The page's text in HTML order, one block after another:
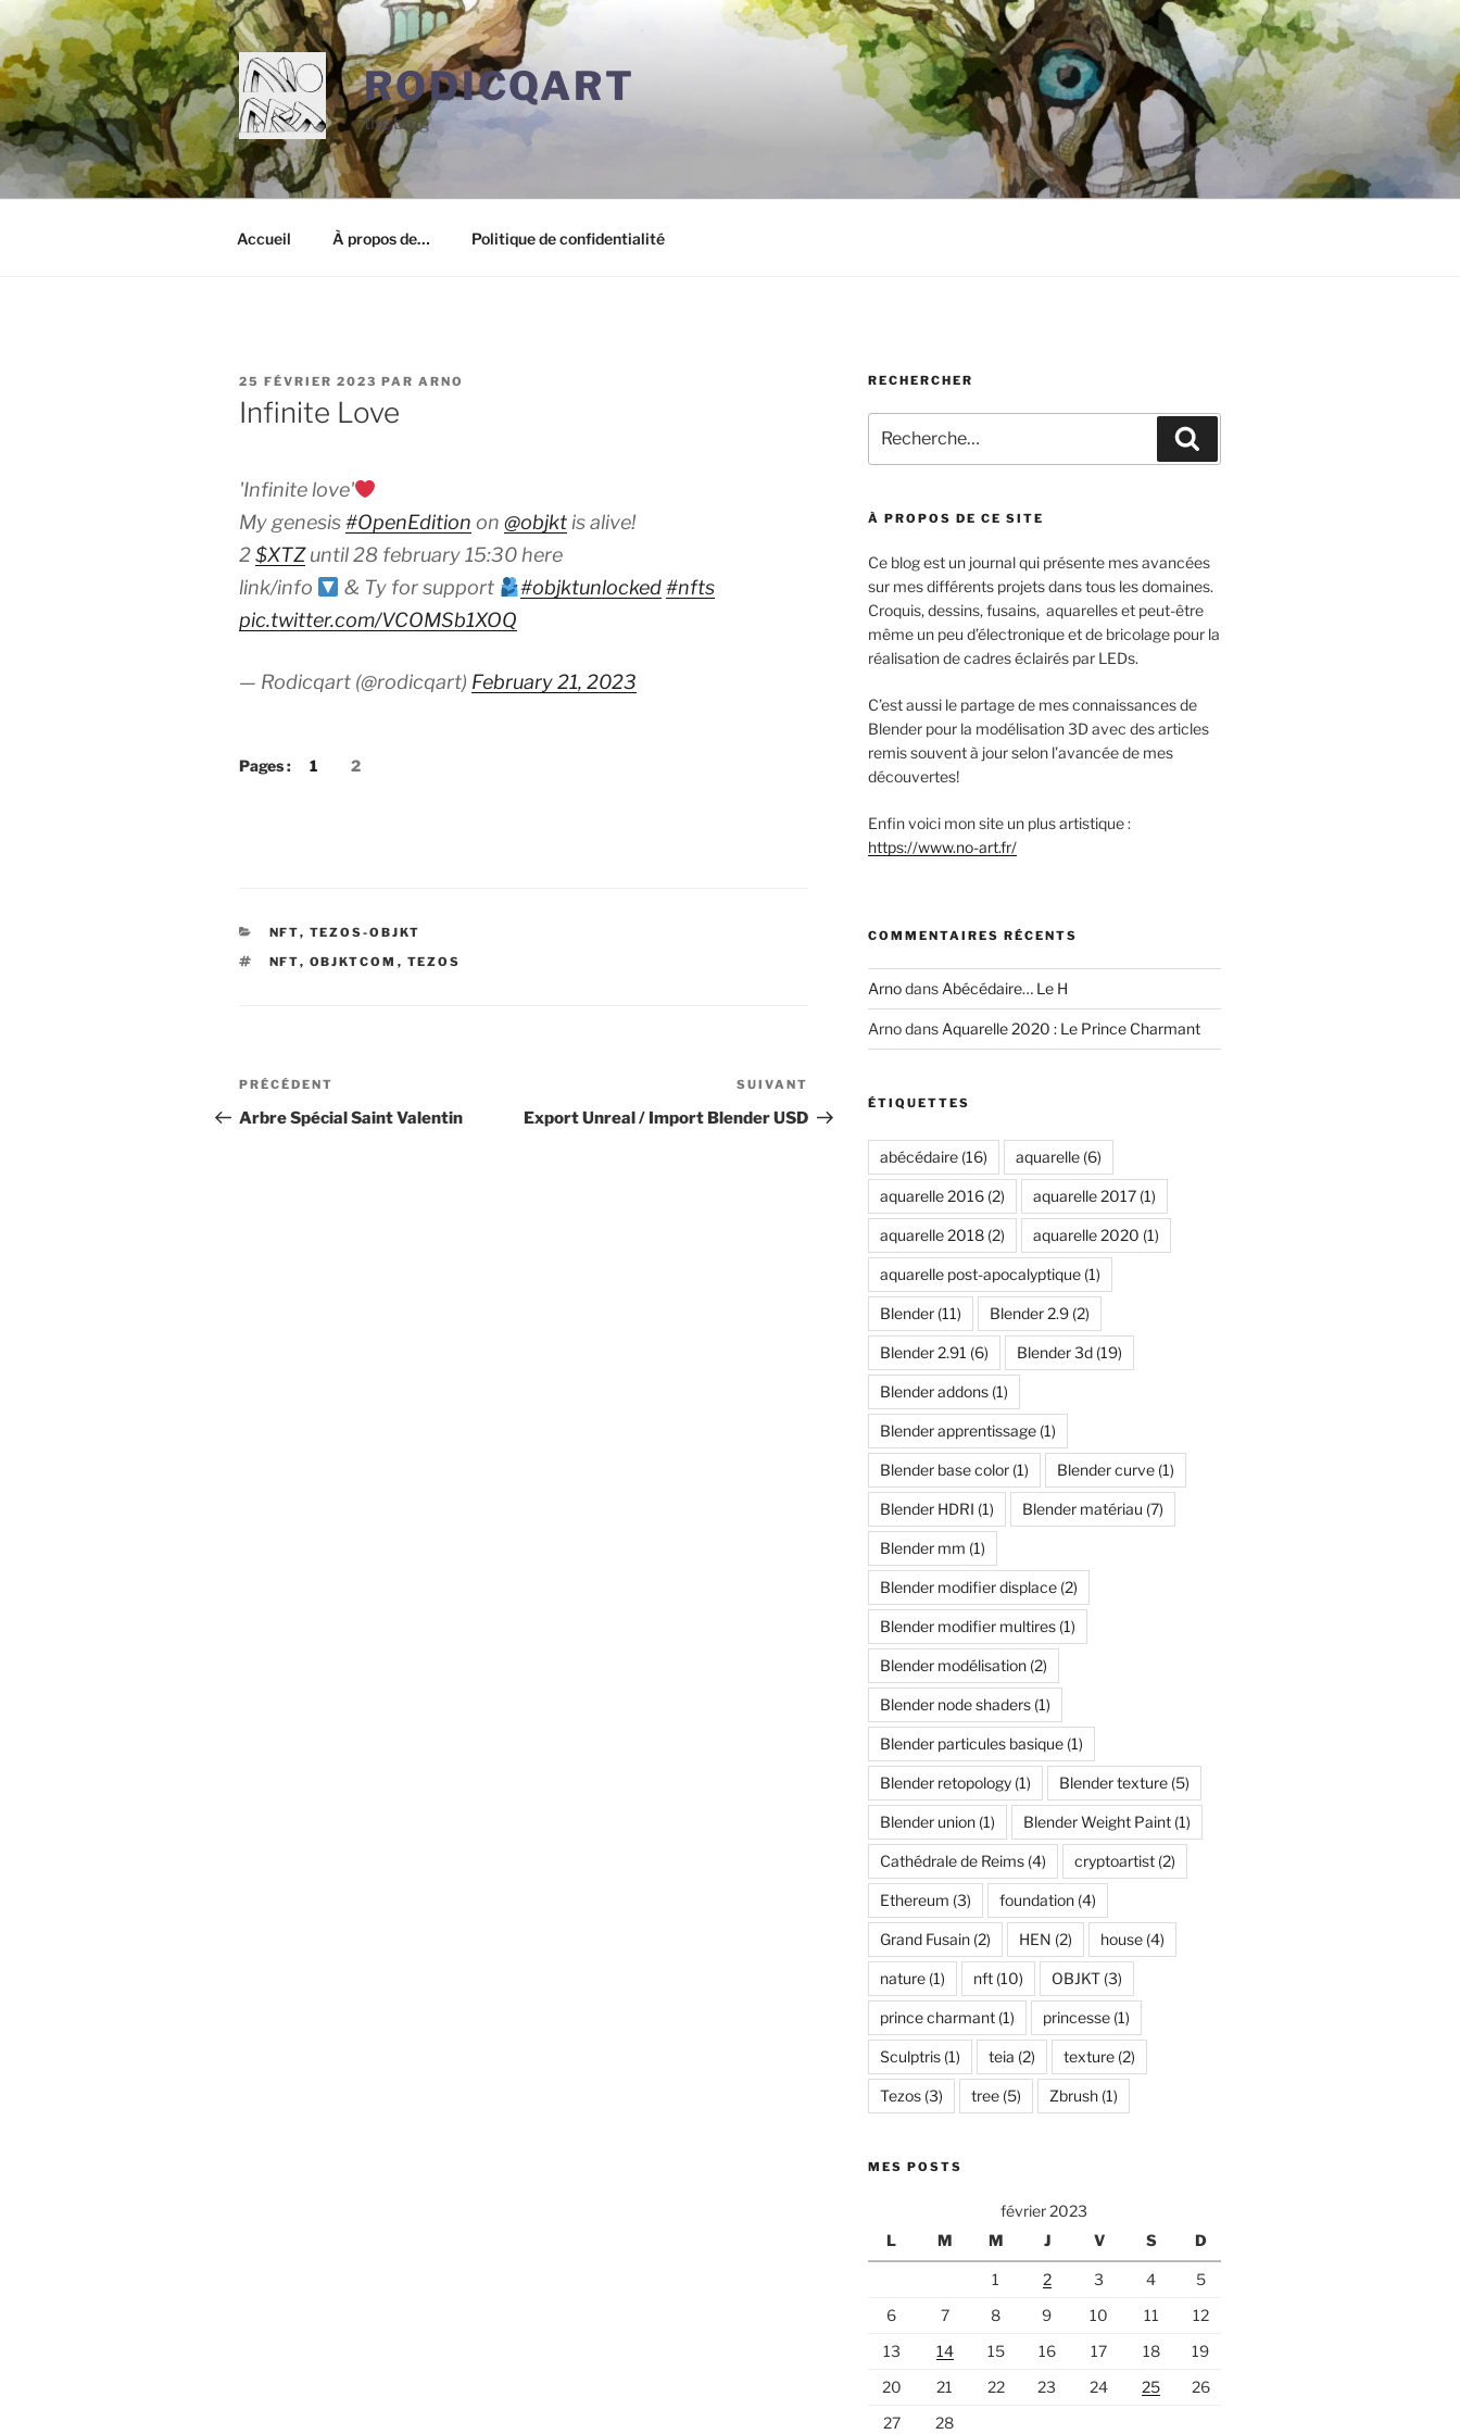
Aller
au
contenu
principal
RODICQART
the blog
Accueil À propos de… Politique de confidentialité
PUBLIÉ
LE
25 FÉVRIER 2023 PAR ARNO
Infinite Love
'Infinite love'
My genesis#OpenEdition on @objktis alive!
2$XTZuntil 28 february 15:30 here
link/info
& Ty for support #objktunlocked#nfts
pic.twitter.com/VCOMSb1XOQ
— Rodicqart (@rodicqart) February 21, 2023
Pages : 1 2
CATÉGORIES
NFT, TEZOS-OBJKT
ÉTIQUETTES
NFT, OBJKTCOM , TEZOS
Navigation
l’article
Article
précédent
PRÉCÉDENT
Arbre Spécial Saint Valentin
suivant
SUIVANT
Export Unreal / Import Blender USD
RECHERCHER
pour
:
À PROPOS DE CE SITE
Ce blog est un journal qui présente mes avancées
sur mes différents projets dans tous les domaines.
Croquis, dessins, fusains, aquarelles et peut-être
même un peu d’électronique et de bricolage pour la
réalisation de cadres éclairés par LEDs.
C’est aussi le partage de mes connaissances de
Blender pour la modélisation 3D avec des articles
remis souvent à jour selon l’avancée de mes
découvertes!
Enfin voici mon site un plus artistique :
https://www.no-art.fr/
COMMENTAIRES RÉCENTS
Arnodans Abécédaire… Le H
Arnodans Aquarelle 2020 : Le Prince Charmant
ÉTIQUETTES
abécédaire(16) aquarelle(6)
aquarelle 2016(2) aquarelle 2017(1)
aquarelle 2018(2) aquarelle 2020 (1)
aquarelle post-apocalyptique(1)
Blender(11) Blender 2.9(2)
Blender 2.91 (6) Blender 3d(19)
Blender addons(1)
Blender apprentissage(1)
Blender base color(1) Blender curve(1)
Blender HDRI (1) Blender matériau (7)
Blender mm (1)
Blender modifier displace(2)
Blender modifier multires(1)
Blender modélisation(2)
Blender node shaders(1)
Blender particules basique(1)
Blender retopology(1) Blender texture(5)
Blender union(1) Blender Weight Paint(1)
Cathédrale de Reims(4) cryptoartist(2)
Ethereum (3) foundation(4)
Grand Fusain(2) HEN (2) house(4)
nature(1) nft(10) OBJKT(3)
prince charmant(1) princesse(1)
Sculptris(1) teia (2) texture(2)
Tezos(3) tree(5) Zbrush(1)
MES POSTS
février 2023
L
M M J V S D
1 2 3 4
5
6
7 8 9 10 11
12
13
14 15 16 17 18
19
20
21 22 23 24 25
26
27
28